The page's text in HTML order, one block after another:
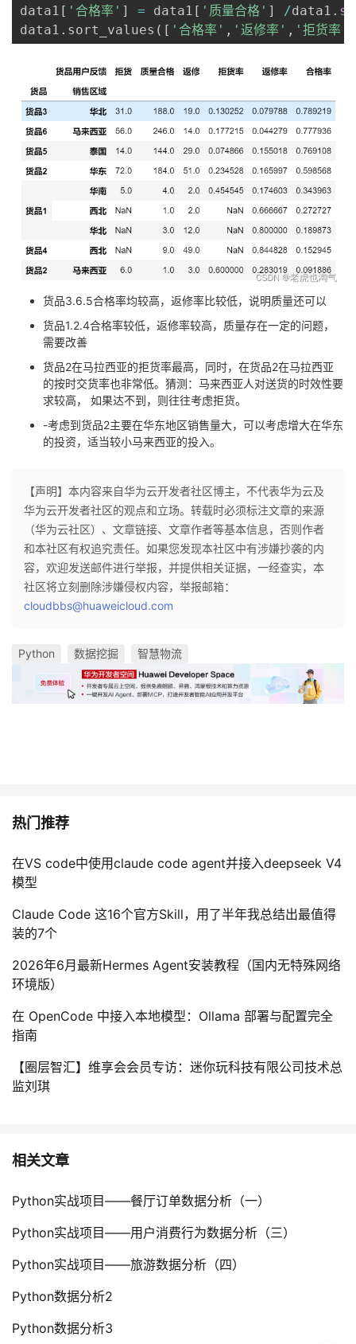
data1 [ '合格率' ] = data1 [ '质量合格' ] /data1 .
data1 . sort_values ( [ '合格率' , '返修率' , '拒货率'
货品3.6.5合格率均较高，返修率比较低，说明质量还可以
货品1.2.4合格率较低，返修率较高，质量存在一定的问题，
需要改善
货品2在马拉西亚的拒货率最高，同时，在货品2在马拉西亚
的按时交货率也非常低。猜测：马来西亚人对送货的时效性要
求较高， 如果达不到，则往往考虑拒货。
-考虑到货品2主要在华东地区销售量大，可以考虑增大在华东
的投资，适当较小马来西亚的投入。
【声明】本内容来自华为云开发者社区博主，不代表华为云及
华为云开发者社区的观点和立场。转载时必须标注文章的来源
（华为云社区）、文章链接、文章作者等基本信息，否则作者
和本社区有权追究责任。如果您发现本社区中有涉嫌抄袭的内
容，欢迎发送邮件进行举报，并提供相关证据，一经查实，本
社区将立刻删除涉嫌侵权内容，举报邮箱：
cloudbbs@huaweicloud.com
Python 数据挖掘 智慧物流
热门推荐
在VS code中使用claude code agent并接入deepseek V4
模型
Claude Code 这16个官方Skill，用了半年我总结出最值得
装的7个
2026年6月最新Hermes Agent安装教程（国内无特殊网络
环境版）
在 OpenCode 中接入本地模型：Ollama 部署与配置完全
指南
【圈层智汇】维享会会员专访：迷你玩科技有限公司技术总
监刘琪
相关文章
Python实战项目——餐厅订单数据分析（一）
Python实战项目——用户消费行为数据分析（三）
Python实战项目——旅游数据分析（四）
Python数据分析2
Python数据分析3